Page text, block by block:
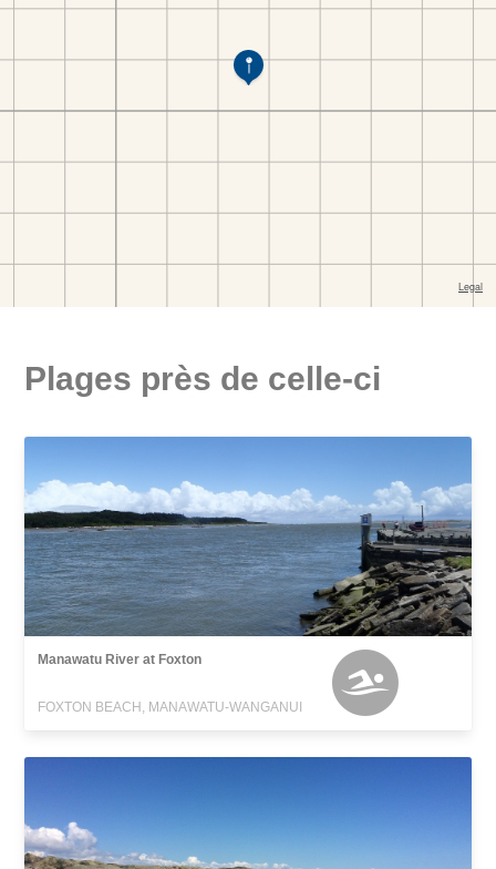
Plages près de celle-ci
Manawatu River at Foxton
FOXTON BEACH, MANAWATU-WANGANUI